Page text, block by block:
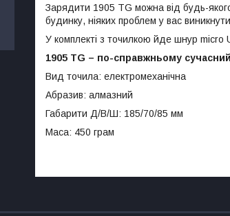
Зарядити 1905 TG можна від будь-
будинку, ніяких проблем у вас
У комплекті з точилкою йде шнур micro
1905 TG – по-справжньому
Вид точила: електромеханічна
Абразив: алмазний
Габарити Д/В/Ш: 185/70/85 мм
Маса: 450 грам